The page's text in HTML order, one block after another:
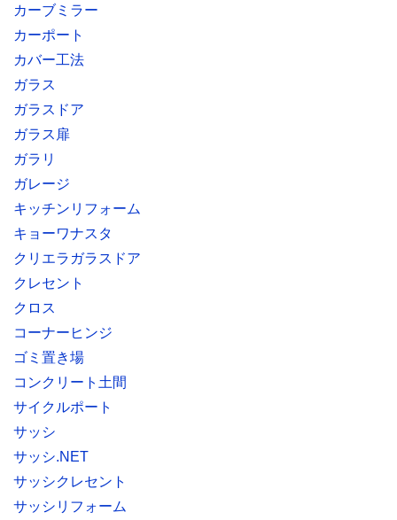
カーブミラー
カーポート
カバー工法
ガラス
ガラスドア
ガラス扉
ガラリ
ガレージ
キッチンリフォーム
キョーワナスタ
クリエラガラスドア
クレセント
クロス
コーナーヒンジ
ゴミ置き場
コンクリート土間
サイクルポート
サッシ
サッシ.NET
サッシクレセント
サッシリフォーム